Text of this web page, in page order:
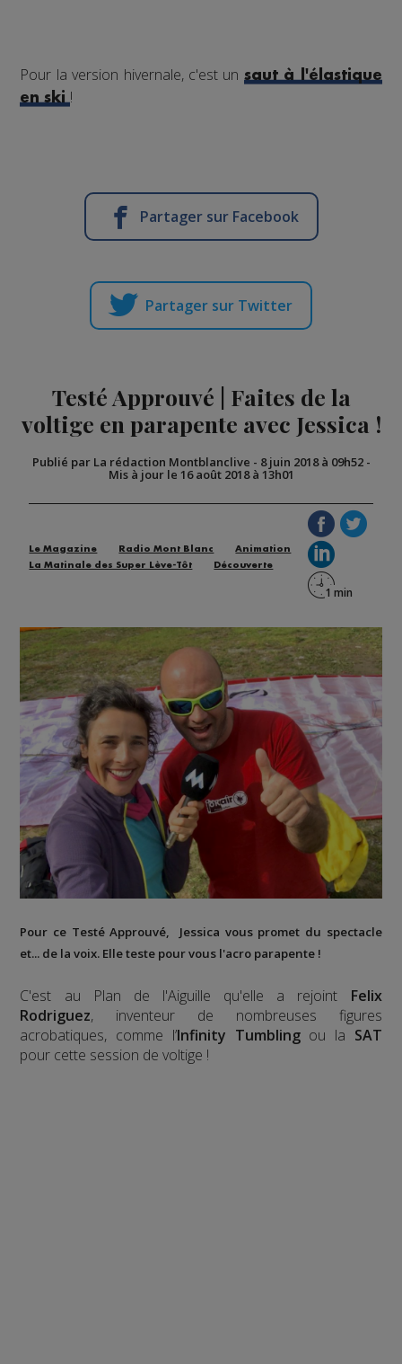
Pour la version hivernale, c'est un saut à l'élastique
en ski!
Partager sur Facebook
Partager sur Twitter
Testé Approuvé | Faites de la
voltige en parapente avec Jessica !
Publié par La rédaction Montblanclive - 8 juin 2018 à 09h52-
Mis à jour le 16 août 2018 à 13h01
Le Magazine Radio Mont Blanc
Animation
La Matinale des Super Lève-Tôt
Découverte
Pour ce Testé Approuvé, Jessica vous promet du spectacle
et... de la voix. Elle teste pour vous l'acro parapente !
C'est au Plan de l'Aiguille qu'elle a rejoint Felix
Rodriguez, inventeur de nombreuses figures
acrobatiques, comme l’Infinity Tumblingou la SAT
pour cette session de voltige !